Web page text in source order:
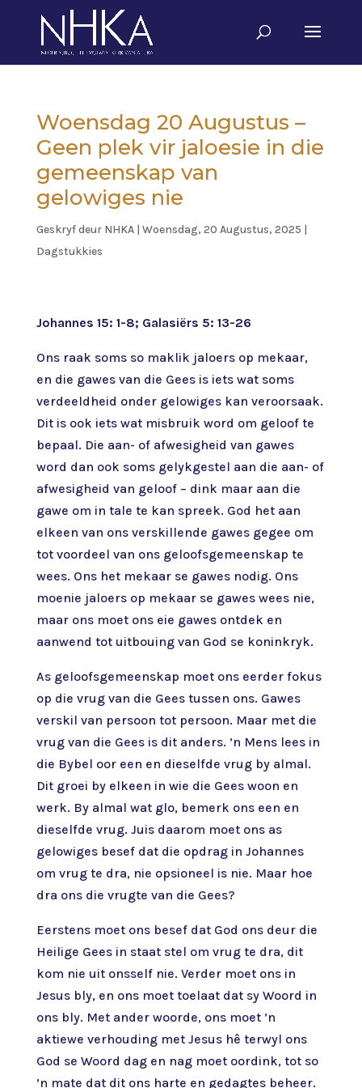
Woensdag 20 Augustus –
Geen plek vir jaloesie in die
gemeenskap van
gelowiges nie
Geskryf deur NHKA| Woensdag, 20 Augustus, 2025 |
Dagstukkies
Johannes 15: 1-8; Galasiërs 5: 13-26
Ons raak soms so maklik jaloers op mekaar,
en die gawes van die Gees is iets wat soms
verdeeldheid onder gelowiges kan veroorsaak.
Dit is ook iets wat misbruik word om geloof te
bepaal. Die aan- of afwesigheid van gawes
word dan ook soms gelykgestel aan die aan- of
afwesigheid van geloof – dink maar aan die
gawe om in tale te kan spreek. God het aan
elkeen van ons verskillende gawes gegee om
tot voordeel van ons geloofsgemeenskap te
wees. Ons het mekaar se gawes nodig. Ons
moenie jaloers op mekaar se gawes wees nie,
maar ons moet ons eie gawes ontdek en
aanwend tot uitbouing van God se koninkryk.
As geloofsgemeenskap moet ons eerder fokus
op die vrug van die Gees tussen ons. Gawes
verskil van persoon tot persoon. Maar met die
vrug van die Gees is dit anders. ’n Mens lees in
die Bybel oor een en dieselfde vrug by almal.
Dit groei by elkeen in wie die Gees woon en
werk. By almal wat glo, bemerk ons een en
dieselfde vrug. Juis daarom moet ons as
gelowiges besef dat die opdrag in Johannes
om vrug te dra, nie opsioneel is nie. Maar hoe
dra ons die vrugte van die Gees?
Eerstens moet ons besef dat God ons deur die
Heilige Gees in staat stel om vrug te dra, dit
kom nie uit onsself nie. Verder moet ons in
Jesus bly, en ons moet toelaat dat sy Woord in
ons bly. Met ander woorde, ons moet ’n
aktiewe verhouding met Jesus hê terwyl ons
God se Woord dag en nag moet oordink, tot so
’n mate dat dit ons harte en gedagtes beheer.